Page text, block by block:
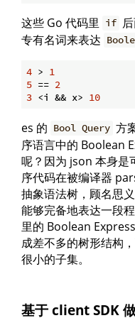
这些 Go 代码里 if
专有名词来表达
4 > 1
5 == 2
3 <i && x> 10
es 的 Bool Query 方
序语言中的 Boolean
呢？因为 json 本身是
序代码在被编译器
抽象语法树，顾名思
能够完备地表达一段
里的 Boolean
成差不多的树形结构
很小的子集。
基于 client SDK